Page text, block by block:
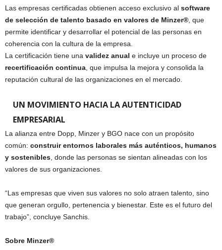
Las empresas certificadas obtienen acceso exclusivo al software
de selección de talento basado en valores de Minzer® , que
permite identificar y desarrollar el potencial de las personas en
coherencia con la cultura de la empresa.
La certificación tiene una validez anual e incluye un proceso de
recertificación continua , que impulsa la mejora y consolida la
reputación cultural de las organizaciones en el mercado.
UN MOVIMIENTO HACIA LA AUTENTICIDAD
EMPRESARIAL
La alianza entre Dopp, Minzer y BGO nace con un propósito
común: construir entornos laborales más auténticos, humanos
y sostenibles , donde las personas se sientan alineadas con los
valores de sus organizaciones.
“Las empresas que viven sus valores no solo atraen talento, sino
que generan orgullo, pertenencia y bienestar. Este es el futuro del
trabajo”, concluye Sanchis.
Sobre Minzer®